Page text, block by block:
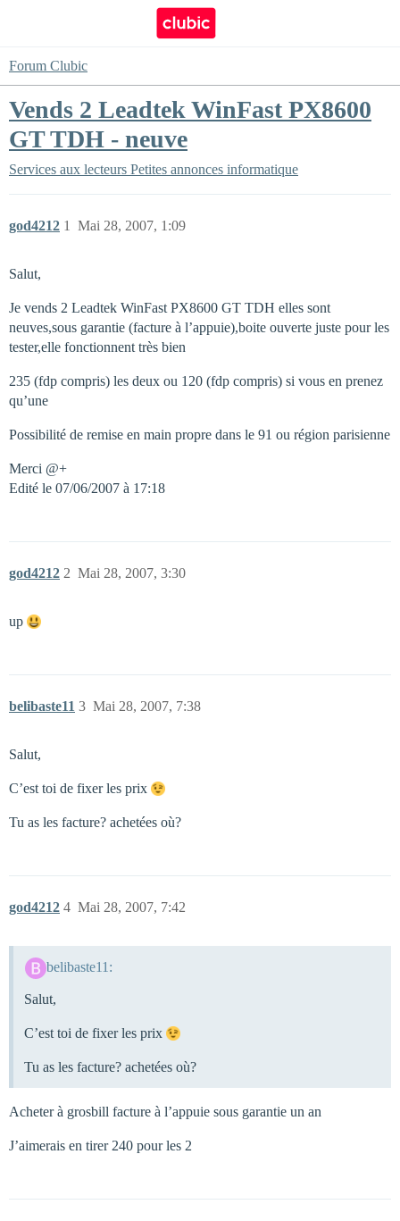
Forum Clubic
Vends 2 Leadtek WinFast PX8600
GT TDH - neuve
Services aux lecteurs Petites annonces informatique
god4212 Mai 28, 2007, 1:09
1
Salut,
Je vends 2 Leadtek WinFast PX8600 GT TDH elles sont
neuves,sous garantie (facture à l’appuie),boite ouverte juste pour les
tester,elle fonctionnent très bien
235 (fdp compris) les deux ou 120 (fdp compris) si vous en prenez
qu’une
Possibilité de remise en main propre dans le 91 ou région parisienne
Merci @+
Edité le 07/06/2007 à 17:18
god4212 Mai 28, 2007, 3:30
2
up
belibaste11 Mai 28, 2007, 7:38
3
Salut,
C’est toi de fixer les prix
Tu as les facture? achetées où?
god4212 Mai 28, 2007, 7:42
4
belibaste11:
Salut,
C’est toi de fixer les prix
Tu as les facture? achetées où?
Acheter à grosbill facture à l’appuie sous garantie un an
J’aimerais en tirer 240 pour les 2